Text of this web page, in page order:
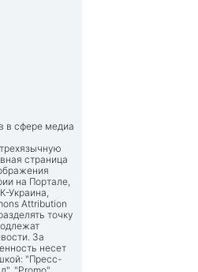
в сфере медиа
страница
на Портале,
Украина,
Attribution
точку
За
несет
"Пресс-